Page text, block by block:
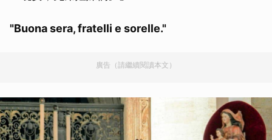
"Buona sera, fratelli e sorelle."
廣告（請繼續閱讀本文）